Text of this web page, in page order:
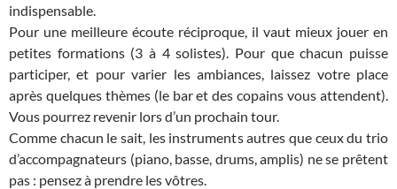
indispensable.
Pour une meilleure écoute réciproque, il vaut mieux jouer en
petites formations (3 à 4 solistes). Pour que chacun puisse
participer, et pour varier les ambiances, laissez votre place
après quelques thèmes (le bar et des copains vous attendent).
Vous pourrez revenir lors d’un prochain tour.
Comme chacun le sait, les instruments autres que ceux du trio
d’accompagnateurs (piano, basse, drums, amplis) ne se prêtent
pas : pensez à prendre les vôtres.